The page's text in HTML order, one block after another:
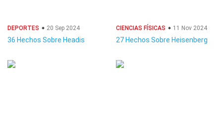
DEPORTES 20 Sep 2024
36 Hechos Sobre Headis
CIENCIAS FÍSICAS 11 Nov 2024
27 Hechos Sobre Heisenberg